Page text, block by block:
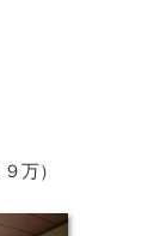
万）